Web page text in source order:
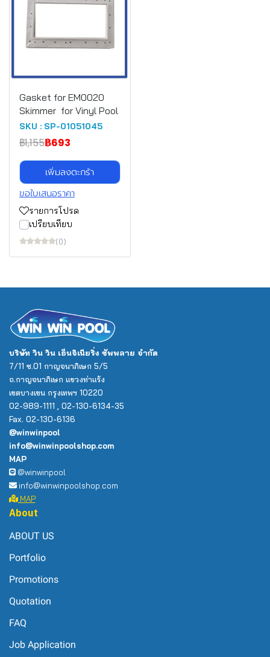
Gasket for EM0020
Skimmer for Vinyl Pool
SKU : SP-01051045
฿1,155฿693
เพิ่มลงตะกร้า
ขอใบเสนอราคา
รายการโปรด
เปรียบเทียบ
(0)
บริษัท วิน วิน เอ็นจิเนียริ่ง ซัพพลาย จำกัด
7/11 ซ.01 กาญจนาภิเษก 5/5
ถ.กาญจนาภิเษก แขวงท่าแร้ง
เขตบางเขน กรุงเทพฯ 10220
02-989-1111 , 02-130-6134-35
Fax. 02-130-6136
@winwinpool
info@winwinpoolshop.com
MAP
@winwinpool
info@winwinpoolshop.com
MAP
About
ABOUT US
Portfolio
Promotions
Quotation
FAQ
Job Application